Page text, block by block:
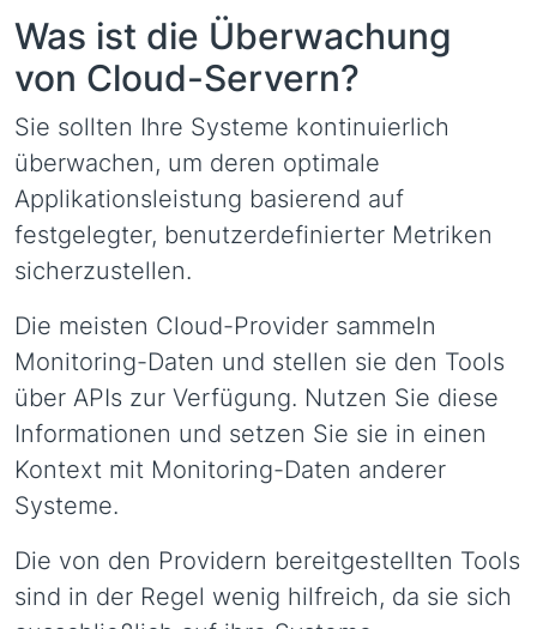
Was ist die Überwachung
von Cloud-Servern?
Sie sollten Ihre Systeme kontinuierlich
überwachen, um deren optimale
Applikationsleistung basierend auf
festgelegter, benutzerdefinierter Metriken
sicherzustellen.
Die meisten Cloud-Provider sammeln
Monitoring-Daten und stellen sie den Tools
über APIs zur Verfügung. Nutzen Sie diese
Informationen und setzen Sie sie in einen
Kontext mit Monitoring-Daten anderer
Systeme.
Die von den Providern bereitgestellten Tools
sind in der Regel wenig hilfreich, da sie sich